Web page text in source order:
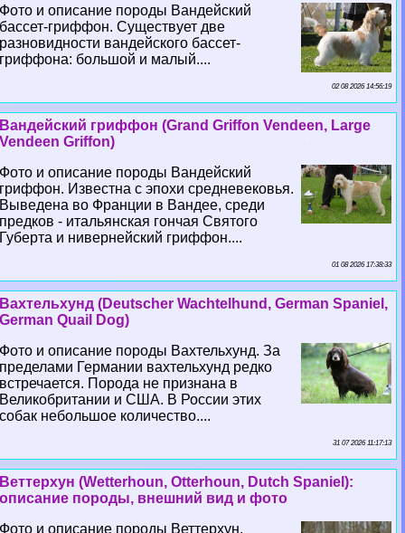
Фото и описание породы Вандейский
бассет-гриффон. Существует две
разновидности вандейского бассет-
гриффона: большой и малый....
02 08 2026 14:56:19
Вандейский гриффон (Grand Griffon Vendeen, Large
Vendeen Griffon)
Фото и описание породы Вандейский
гриффон. Известна с эпохи средневековья.
Выведена во Франции в Вандее, среди
предков - итальянская гончая Святого
Губерта и нивернейский гриффон....
01 08 2026 17:38:33
Вахтельхунд (Deutscher Wachtelhund, German Spaniel,
German Quail Dog)
Фото и описание породы Вахтельхунд. За
пределами Германии вахтельхунд редко
встречается. Порода не признана в
Великобритании и США. В России этих
собак небольшое количество....
31 07 2026 11:17:13
Веттерхун (Wetterhoun, Otterhoun, Dutch Spaniel):
описание породы, внешний вид и фото
Фото и описание породы Веттерхун.